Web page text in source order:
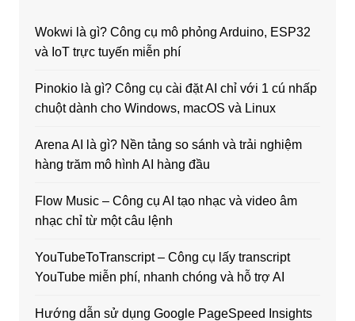
Wokwi là gì? Công cụ mô phỏng Arduino, ESP32
và IoT trực tuyến miễn phí
Pinokio là gì? Công cụ cài đặt AI chỉ với 1 cú nhấp
chuột dành cho Windows, macOS và Linux
Arena AI là gì? Nền tảng so sánh và trải nghiệm
hàng trăm mô hình AI hàng đầu
Flow Music – Công cụ AI tạo nhạc và video âm
nhạc chỉ từ một câu lệnh
YouTubeToTranscript – Công cụ lấy transcript
YouTube miễn phí, nhanh chóng và hỗ trợ AI
Hướng dẫn sử dụng Google PageSpeed Insights